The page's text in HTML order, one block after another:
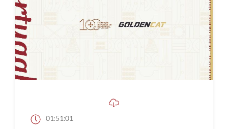
01:51:01